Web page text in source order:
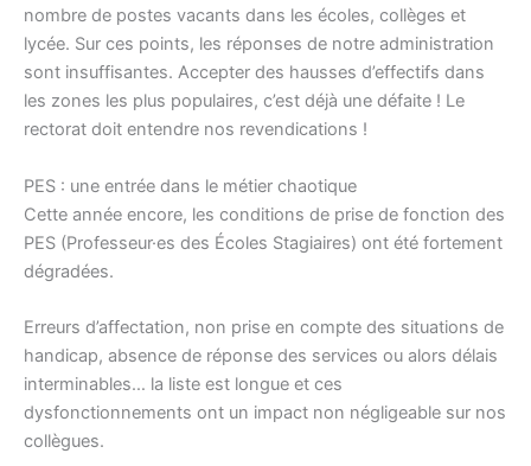
nombre de postes vacants dans les écoles, collèges et
lycée. Sur ces points, les réponses de notre administration
sont insuffisantes. Accepter des hausses d’effectifs dans
les zones les plus populaires, c’est déjà une défaite ! Le
rectorat doit entendre nos revendications !
PES : une entrée dans le métier chaotique
Cette année encore, les conditions de prise de fonction des
PES (Professeur·es des Écoles Stagiaires) ont été fortement
dégradées.
Erreurs d’affectation, non prise en compte des situations de
handicap, absence de réponse des services ou alors délais
interminables… la liste est longue et ces
dysfonctionnements ont un impact non négligeable sur nos
collègues.